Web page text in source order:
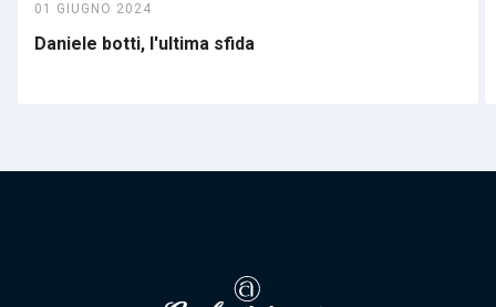
01 GIUGNO 2024
Daniele botti, l'ultima sfida